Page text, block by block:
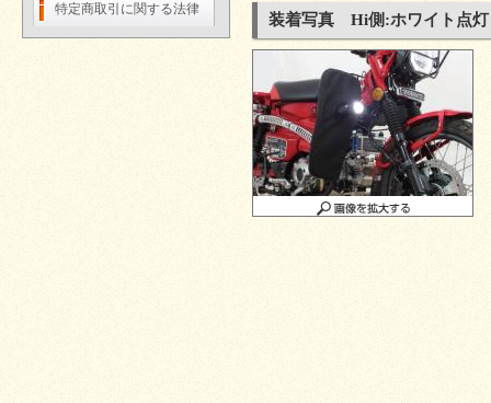
特定商取引に関する法律
装着写真 Hi側:ホワイト点灯